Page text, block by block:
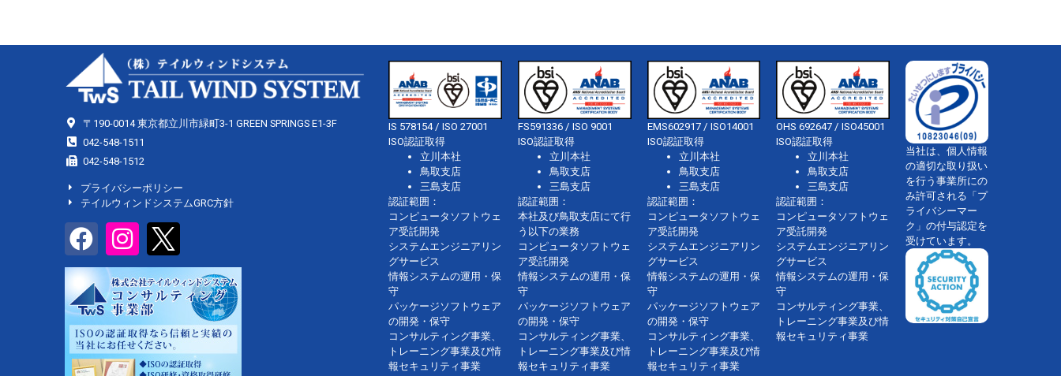
〒190-0014 東京都立川市緑町3-1 GREEN SPRINGS E1-3F
042-548-1511
042-548-1512
プライバシーポリシー
テイルウィンドシステムGRC方針
IS 578154 / ISO 27001
ISO認証取得
立川本社
鳥取支店
三島支店
認証範囲：
コンピュータソフトウェ
ア受託開発
システムエンジニアリン
グサービス
情報システムの運用・保
守
パッケージソフトウェア
の開発・保守
コンサルティング事業、
トレーニング事業及び情
報セキュリティ事業
FS591336 / ISO 9001
ISO認証取得
立川本社
鳥取支店
三島支店
認証範囲：
本社及び鳥取支店にて行
う以下の業務
コンピュータソフトウェ
ア受託開発
情報システムの運用・保
守
パッケージソフトウェア
の開発・保守
コンサルティング事業、
トレーニング事業及び情
報セキュリティ事業
EMS602917 / ISO14001
ISO認証取得
立川本社
鳥取支店
三島支店
認証範囲：
コンピュータソフトウェ
ア受託開発
システムエンジニアリン
グサービス
情報システムの運用・保
守
パッケージソフトウェア
の開発・保守
コンサルティング事業、
トレーニング事業及び情
報セキュリティ事業
OHS 692647 / ISO45001
ISO認証取得
立川本社
鳥取支店
三島支店
認証範囲：
コンピュータソフトウェ
ア受託開発
システムエンジニアリン
グサービス
情報システムの運用・保
守
コンサルティング事業、
トレーニング事業及び情
報セキュリティ事業
当社は、個人情報
の適切な取り扱い
を行う事業所にの
み許可される「プ
ライバシーマー
ク」の付与認定を
受けています。